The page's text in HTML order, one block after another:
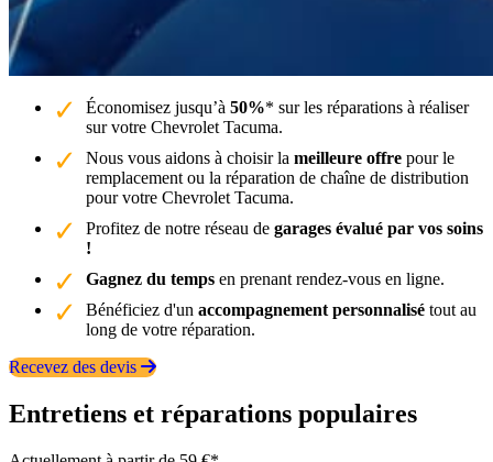
Économisez jusqu’à 50%* sur les réparations à réaliser
sur votre Chevrolet Tacuma.
Nous vous aidons à choisir la meilleure offre pour le
remplacement ou la réparation de chaîne de distribution
pour votre Chevrolet Tacuma.
Profitez de notre réseau de garages évalué par vos soins
!
Gagnez du temps en prenant rendez-vous en ligne.
Bénéficiez d'un accompagnement personnalisé tout au
long de votre réparation.
Recevez des devis
Entretiens et réparations populaires